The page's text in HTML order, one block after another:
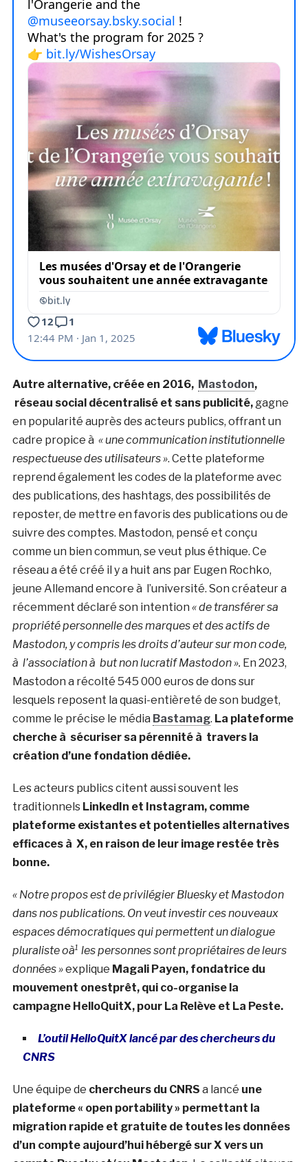
Autre alternative, créée en 2016, Mastodon,
réseau social décentralisé et sans publicité,gagne
en popularité auprès des acteurs publics, offrant un
cadre propice à « une communication institutionnelle
respectueuse des utilisateurs ». Cette plateforme
reprend également les codes de la plateforme avec
des publications, des hashtags, des possibilités de
reposter, de mettre en favoris des publications ou de
suivre des comptes. Mastodon, pensé et conçu
comme un bien commun, se veut plus éthique. Ce
réseau a été créé il y a huit ans par Eugen Rochko,
jeune Allemand encore à l’université. Son créateur a
récemment déclaré son intention « de transférer sa
propriété personnelle des marques et des actifs de
Mastodon, y compris les droits d’auteur sur mon code,
à l’association à but non lucratif Mastodon ». En 2023,
Mastodon a récolté 545 000 euros de dons sur
lesquels reposent la quasi-entièreté de son budget,
comme le précise le média Bastamag. La plateforme
cherche à sécuriser sa pérennité à travers la
création d’une fondation dédiée.
Les acteurs publics citent aussi souvent les
traditionnels LinkedIn et Instagram, comme
plateforme existantes et potentielles alternatives
efficaces à X, en raison de leur image restée très
bonne.
« Notre propos est de privilégier Bluesky et Mastodon
dans nos publications. On veut investir ces nouveaux
espaces démocratiques qui permettent un dialogue
pluraliste oà¹ les personnes sont propriétaires de leurs
données »explique Magali Payen, fondatrice du
mouvement onestprêt, qui co-organise la
campagne HelloQuitX, pour La Relève et La Peste.
L’outil HelloQuitX lancé par des chercheurs du
CNRS
Une équipe de chercheurs du CNRS a lancé une
plateforme « open portability » permettant la
migration rapide et gratuite de toutes les données
d’un compte aujourd’hui hébergé sur X vers un